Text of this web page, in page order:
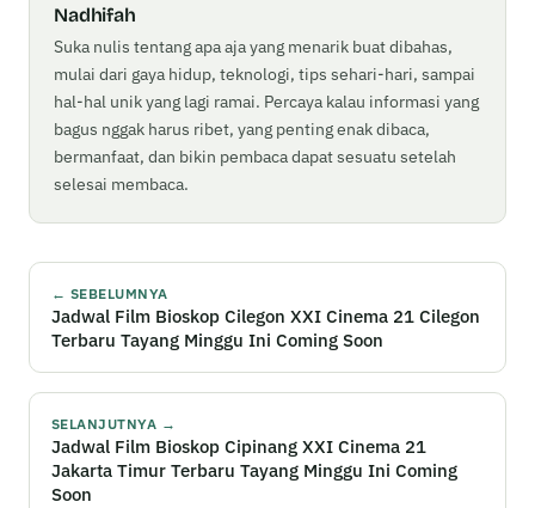
Nadhifah
Suka nulis tentang apa aja yang menarik buat dibahas,
mulai dari gaya hidup, teknologi, tips sehari-hari, sampai
hal-hal unik yang lagi ramai. Percaya kalau informasi yang
bagus nggak harus ribet, yang penting enak dibaca,
bermanfaat, dan bikin pembaca dapat sesuatu setelah
selesai membaca.
← SEBELUMNYA
Jadwal Film Bioskop Cilegon XXI Cinema 21 Cilegon
Terbaru Tayang Minggu Ini Coming Soon
SELANJUTNYA →
Jadwal Film Bioskop Cipinang XXI Cinema 21
Jakarta Timur Terbaru Tayang Minggu Ini Coming
Soon